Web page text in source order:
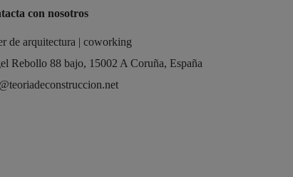
con nosotros
de arquitectura | coworking
Rebollo 88 bajo, 15002 A Coruña, España